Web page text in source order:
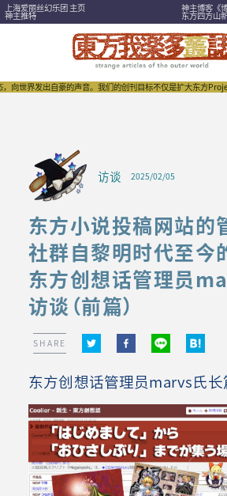
上海爱丽丝幻乐团 主页 神主博客《
神主推特 东方四方山
豪的声音。我们的创刊目标不仅是扩大东方Project，也希
访谈 2025/02/05
东方小说投稿网站的
社群自黎明时代至今
东方创想话管理员
访谈（前篇）
SHARE
东方创想话管理员marvs氏长